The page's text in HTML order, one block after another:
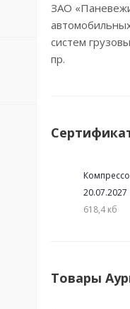
ЗАО
систем
пр.
20.07.2027
618,4 кб
Товары